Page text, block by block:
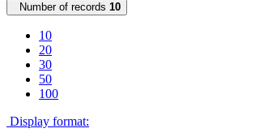
Number of records 10
10
20
30
50
100
Display format: